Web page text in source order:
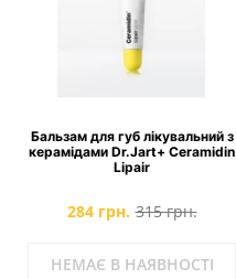
Бальзам для губ лікувальний з
керамідами Dr.Jart+ Ceramidin
Lipair
284 грн. 315 грн.
НЕМАЄ В НАЯВНОСТІ